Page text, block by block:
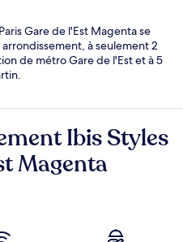
Gare de l'Est Magenta se
à seulement 2
de métro Gare de l'Est et à 5
Ibis Styles
Magenta